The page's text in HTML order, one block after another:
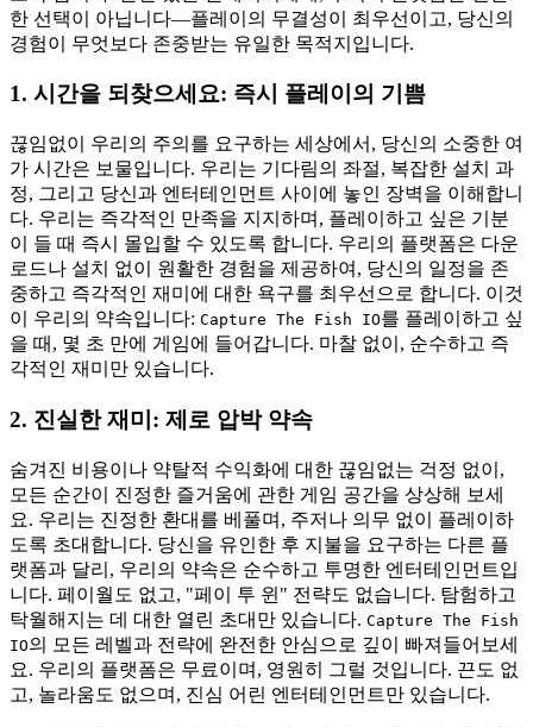
한 선택이 아닙니다—플레이의 무결성이 최우선이고, 당신의
경험이 무엇보다 존중받는 유일한 목적지입니다.
1. 시간을 되찾으세요: 즉시 플레이의 기쁨
끊임없이 우리의 주의를 요구하는 세상에서, 당신의 소중한 여
가 시간은 보물입니다. 우리는 기다림의 좌절, 복잡한 설치 과
정, 그리고 당신과 엔터테인먼트 사이에 놓인 장벽을 이해합니
다. 우리는 즉각적인 만족을 지지하며, 플레이하고 싶은 기분
이 들 때 즉시 몰입할 수 있도록 합니다. 우리의 플랫폼은 다운
로드나 설치 없이 원활한 경험을 제공하여, 당신의 일정을 존
중하고 즉각적인 재미에 대한 욕구를 최우선으로 합니다. 이것
이 우리의 약속입니다: Capture The Fish IO를 플레이하고 싶
을 때, 몇 초 만에 게임에 들어갑니다. 마찰 없이, 순수하고 즉
각적인 재미만 있습니다.
2. 진실한 재미: 제로 압박 약속
숨겨진 비용이나 약탈적 수익화에 대한 끊임없는 걱정 없이,
모든 순간이 진정한 즐거움에 관한 게임 공간을 상상해 보세
요. 우리는 진정한 환대를 베풀며, 주저나 의무 없이 플레이하
도록 초대합니다. 당신을 유인한 후 지불을 요구하는 다른 플
랫폼과 달리, 우리의 약속은 순수하고 투명한 엔터테인먼트입
니다. 페이월도 없고, "페이 투 윈" 전략도 없습니다. 탐험하고
탁월해지는 데 대한 열린 초대만 있습니다. Capture The Fish
IO의 모든 레벨과 전략에 완전한 안심으로 깊이 빠져들어보세
요. 우리의 플랫폼은 무료이며, 영원히 그럴 것입니다. 끈도 없
고, 놀라움도 없으며, 진심 어린 엔터테인먼트만 있습니다.